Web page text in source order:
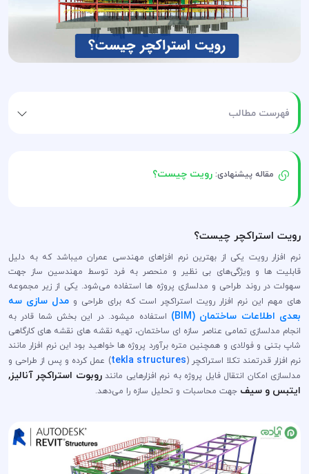
فهرست مطالب
مقاله پیشنهادی:رویت چیست؟
رویت استراکچر چیست؟
نرم افزار رویت یکی از بهترین نرم افزاهای مهندسی عمران میباشد که به دلیل
قابلیت ها و ویژگی‌های بی نظیر و منحصر به فرد توسط مهندسین ساز جهت
سهولت در روند طراحی و مدلسازی پروژه ها استفاده می‌شود. یکی از زیر مجموعه
های مهم این نرم افزار رویت استراکچر است که برای طراحی و مدل سازی سه
بعدی اطلاعات ساختمان (BIM)
استفاده میشود. در این بخش شما قادر به
انجام مدلسازی تمامی عناصر سازه ای ساختمان، تهیه نقشه های نقشه های کارگاهی
شاپ بتنی و فولادی و همچنین متره برآورد پروژه ها خواهید بود این نرم افزار مانند
نرم افزار قدرتمند تکلا استراکچر (tekla structures) عمل کرده و پس از طراحی و
مدلسازی امکان انتقال فایل پروژه به نرم افزارهایی مانندروبوت استراکچر آنالیز,
ایتبس و سیف جهت محاسبات و تحلیل سازه را می‌دهد.